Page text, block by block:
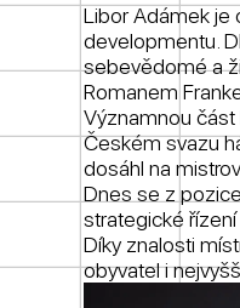
Libor Adámek je
developmentu.
sebevědomé a
Romanem
Významnou část
Českém svazu
dosáhl na
Dnes se z
strategické
Díky znalosti
obyvatel i